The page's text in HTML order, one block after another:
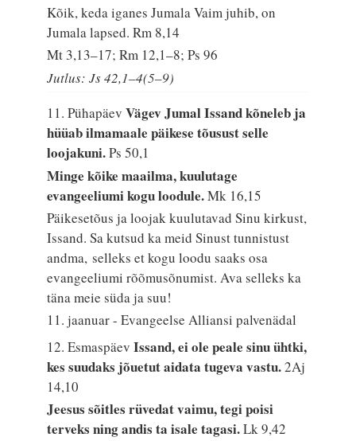
Kõik, keda iganes Jumala Vaim juhib, on
Jumala lapsed.Rm 8,14
Mt 3,13–17; Rm 12,1–8; Ps 96
Jutlus: Js 42,1–4(5–9)
11. PühapäevVägev Jumal Issand kõneleb ja
hüüab ilmamaale päikese tõusust selle
loojakuni.Ps 50,1
Minge kõike maailma, kuulutage
evangeeliumi kogu loodule.Mk 16,15
Päikesetõus ja loojak kuulutavad Sinu kirkust,
Issand. Sa kutsud ka meid Sinust tunnistust
andma, selleks et kogu loodu saaks osa
evangeeliumi rõõmusõnumist. Ava selleks ka
täna meie süda ja suu!
11. jaanuar - Evangeelse Alliansi palvenädal
12. EsmaspäevIssand, ei ole peale sinu ühtki,
kes suudaks jõuetut aidata tugeva vastu.2Aj
14,10
Jeesus sõitles rüvedat vaimu, tegi poisi
terveks ning andis ta isale tagasi.Lk 9,42